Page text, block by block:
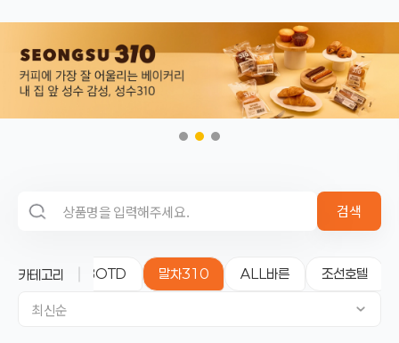
검색 영역
검색
카테고리
성수310 BOTD 말차310 ALL바른 조선호텔
최신순